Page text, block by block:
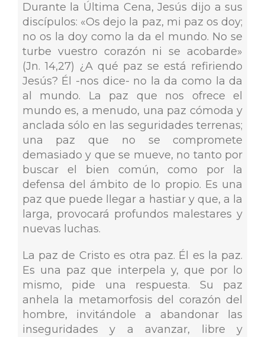
Durante la Última Cena, Jesús dijo a sus
discípulos: «Os dejo la paz, mi paz os doy;
no os la doy como la da el mundo. No se
turbe vuestro corazón ni se acobarde»
(Jn. 14,27) ¿A qué paz se está refiriendo
Jesús? Él -nos dice- no la da como la da
al mundo. La paz que nos ofrece el
mundo es, a menudo, una paz cómoda y
anclada sólo en las seguridades terrenas;
una paz que no se compromete
demasiado y que se mueve, no tanto por
buscar el bien común, como por la
defensa del ámbito de lo propio. Es una
paz que puede llegar a hastiar y que, a la
larga, provocará profundos malestares y
nuevas luchas.
La paz de Cristo es otra paz. Él es la paz.
Es una paz que interpela y, que por lo
mismo, pide una respuesta. Su paz
anhela la metamorfosis del corazón del
hombre, invitándole a abandonar las
inseguridades y a avanzar, libre y